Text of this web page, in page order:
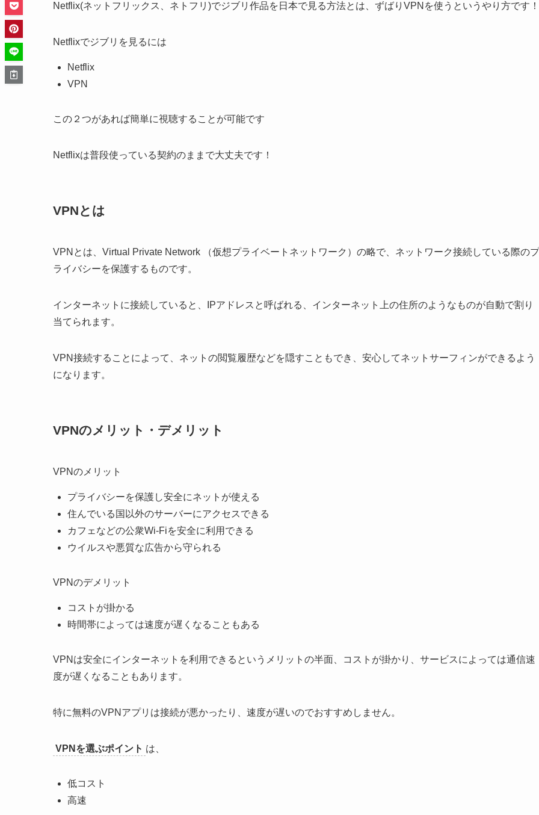
Netflix(ネットフリックス、ネトフリ)でジブリ作品を日本で見る方法とは、ずばりVPNを使うというやり方です！
Netflixでジブリを見るには
Netflix
VPN
この２つがあれば簡単に視聴することが可能です
Netflixは普段使っている契約のままで大丈夫です！
VPNとは
VPNとは、Virtual Private Network （仮想プライベートネットワーク）の略で、ネットワーク接続している際のプ
ライバシーを保護するものです。
インターネットに接続していると、IPアドレスと呼ばれる、インターネット上の住所のようなものが自動で割り
当てられます。
VPN接続することによって、ネットの閲覧履歴などを隠すこともでき、安心してネットサーフィンができるよう
になります。
VPNのメリット・デメリット
VPNのメリット
プライバシーを保護し安全にネットが使える
住んでいる国以外のサーバーにアクセスできる
カフェなどの公衆Wi-Fiを安全に利用できる
ウイルスや悪質な広告から守られる
VPNのデメリット
コストが掛かる
時間帯によっては速度が遅くなることもある
VPNは安全にインターネットを利用できるというメリットの半面、コストが掛かり、サービスによっては通信速
度が遅くなることもあります。
特に無料のVPNアプリは接続が悪かったり、速度が遅いのでおすすめしません。
VPNを選ぶポイント は、
低コスト
高速